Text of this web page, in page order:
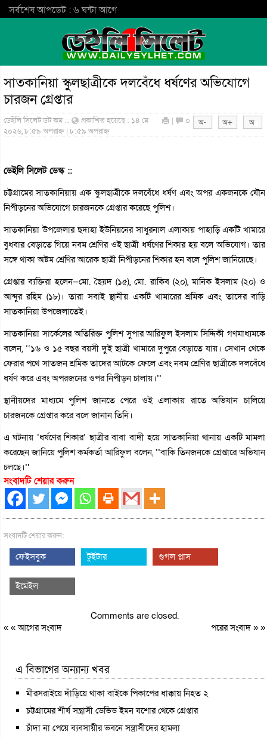
সর্বশেষ আপডেট : ৬ ঘন্টা আগে
সাতকানিয়া স্কুলছাত্রীকে দলবেঁধে ধর্ষণের অভিযোগে
চারজন গ্রেপ্তার
ডেইলি সিলেট ডট কম ::
প্রকাশিত হয়েছে : ১৪ মে
২০২৬, ৮:৫৯ অপরাহ্ন | ৮:৫৯ অপরাহ্ন
| ০
ডেইলি সিলেট ডেস্ক ::
চট্টগ্রামের সাতকানিয়ায় এক স্কুলছাত্রীকে দলবেঁধে ধর্ষণ এবং অপর একজনকে যৌন
নিপীড়নের অভিযোগে চারজনকে গ্রেপ্তার করেছে পুলিশ।
সাতকানিয়া উপজেলার ছদাহা ইউনিয়নের সাধুরনাল এলাকায় পাহাড়ি একটি খামারে
বুধবার বেড়াতে গিয়ে নবম শ্রেণির ওই ছাত্রী ধর্ষণের শিকার হয় বলে অভিযোগ। তার
সঙ্গে থাকা অষ্টম শ্রেণির আরেক ছাত্রী নিপীড়নের শিকার হন বলে পুলিশ জানিয়েছে।
গ্রেপ্তার ব্যক্তিরা হলেন—মো. ছৈয়দ (১৫), মো. রাকিব (২০), মানিক ইসলাম (২০) ও
আব্দুর রহিম (১৮)। তারা সবাই স্থানীয় একটি খামারের শ্রমিক এবং তাদের বাড়ি
সাতকানিয়া উপজেলাতেই।
সাতকানিয়া সার্কেলের অতিরিক্ত পুলিশ সুপার আরিফুল ইসলাম সিদ্দিকী গণমাধ্যমকে
বলেন, ‘‘১৬ ও ১৫ বছর বয়সী দু্ই ছাত্রী খামারে দুপুরে বেড়াতে যায়। সেখান থেকে
ফেরার পথে সাতজন শ্রমিক তাদের আটকে ফেলে এবং নবম শ্রেণির ছাত্রীকে দলবেঁধে
ধর্ষণ করে এবং অপরজনের ওপর নিপীড়ন চালায়।’’
স্থানীয়দের মাধ্যমে পুলিশ জানতে পেরে ওই এলাকায় রাতে অভিযান চালিয়ে
চারজনকে গ্রেপ্তার করে বলে জানান তিনি।
এ ঘটনায় ‘ধর্ষণের শিকার’ ছাত্রীর বাবা বাদী হয়ে সাতকানিয়া থানায় একটি মামলা
করেছেন জানিয়ে পুলিশ কর্মকর্তা আরিফুল বলেন, ‘‘বাকি তিনজনকে গ্রেপ্তারে অভিযান
চলছে।’’
সংবাদটি শেয়ার করুন
সংবাদটি শেয়ার করুন:
ফেইসবুক টুইটার গুগল প্লাস
ইমেইল
Comments are closed.
« «আগের সংবাদ পরের সংবাদ» »
এ বিভাগের অন্যান্য খবর
মীরসরাইয়ে দাঁড়িয়ে থাকা বাইকে পিকাপের ধাক্কায় নিহত ২
চট্টগ্রামের শীর্ষ সন্ত্রাসী ডেভিড ইমন যশোর থেকে গ্রেপ্তার
চাঁদা না পেয়ে ব্যবসায়ীর ভবনে সন্ত্রাসীদের হামলা